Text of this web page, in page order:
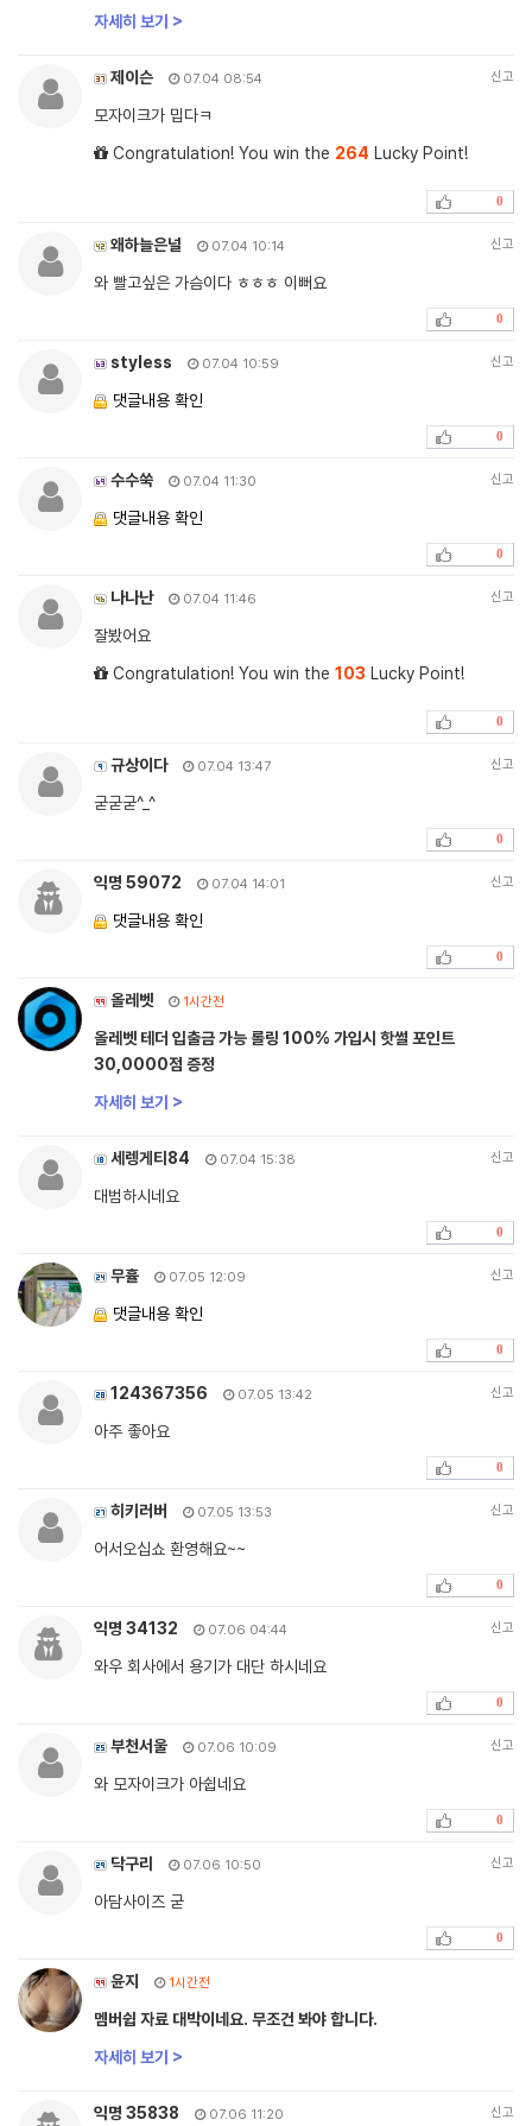
자세히 보기 >
제이슨 07.04 08:54 신고
모자이크가 밉다ㅋ
Congratulation! You win the 264 Lucky Point!
0
왜하늘은널 07.04 10:14 신고
와 빨고싶은 가슴이다 ㅎㅎㅎ 이뻐요
0
styless 07.04 10:59 신고
댓글내용 확인
0
수수쑥 07.04 11:30 신고
댓글내용 확인
0
나나난 07.04 11:46 신고
잘봤어요
Congratulation! You win the 103 Lucky Point!
0
규상이다 07.04 13:47 신고
굳굳굳^_^
0
익명 59072 07.04 14:01 신고
댓글내용 확인
0
올레벳 1시간전
올레벳 테더 입출금 가능 롤링 100% 가입시 핫썰 포인트
30,0000점 증정
자세히 보기 >
세렝게티84 07.04 15:38 신고
대범하시네요
0
무휼 07.05 12:09 신고
댓글내용 확인
0
124367356 07.05 13:42 신고
아주 좋아요
0
히키러버 07.05 13:53 신고
어서오십쇼 환영해요~~
0
익명 34132 07.06 04:44 신고
와우 회사에서 용기가 대단 하시네요
0
부천서울 07.06 10:09 신고
와 모자이크가 아쉽네요
0
닥구리 07.06 10:50 신고
아담사이즈 굳
0
윤지 1시간전
멤버쉽 자료 대박이네요. 무조건 봐야 합니다.
자세히 보기 >
익명 35838 07.06 11:20 신고